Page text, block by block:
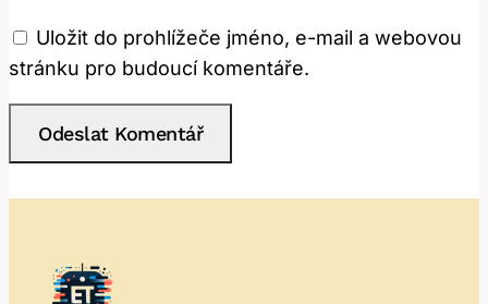
Uložit do prohlížeče jméno, e-mail a webovou
stránku pro budoucí komentáře.